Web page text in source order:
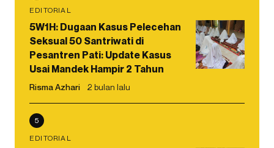
EDITORIAL
5W1H: Dugaan Kasus Pelecehan
Seksual 50 Santriwati di
Pesantren Pati: Update Kasus
Usai Mandek Hampir 2 Tahun
Risma Azhari 2 bulan lalu
5
EDITORIAL